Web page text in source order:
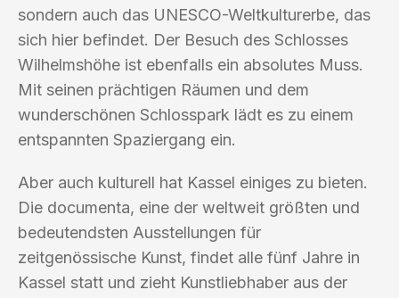
sondern auch das UNESCO-Weltkulturerbe, das
sich hier befindet. Der Besuch des Schlosses
Wilhelmshöhe ist ebenfalls ein absolutes Muss.
Mit seinen prächtigen Räumen und dem
wunderschönen Schlosspark lädt es zu einem
entspannten Spaziergang ein.
Aber auch kulturell hat Kassel einiges zu bieten.
Die documenta, eine der weltweit größten und
bedeutendsten Ausstellungen für
zeitgenössische Kunst, findet alle fünf Jahre in
Kassel statt und zieht Kunstliebhaber aus der